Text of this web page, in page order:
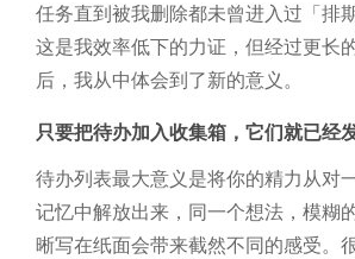
任务直到被我删除都未曾进入过「排
这是我效率低下的力证，但经过更长
后，我从中体会到了新的意义。
只要把待办加入收集箱，它们就已经
待办列表最大意义是将你的精力从对
记忆中解放出来，同一个想法，模糊
晰写在纸面会带来截然不同的感受。